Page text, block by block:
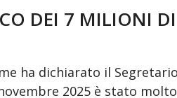
DEI 7 MILIONI
ha dichiarato il
2025 è stato